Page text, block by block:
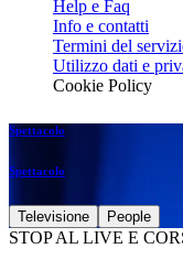
Help e Faq
Info e contatti
Termini del
Utilizzo dati e
Cookie Policy
Spettacolo
Spettacolo
Televisione People
STOP AL LIVE E